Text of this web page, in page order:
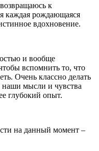
к
каждая рождающаяся
вдохновение.
и вообще
вспомнить то, что
Очень классно делать
наши мысли и чувства
глубокий опыт.
на данный момент –